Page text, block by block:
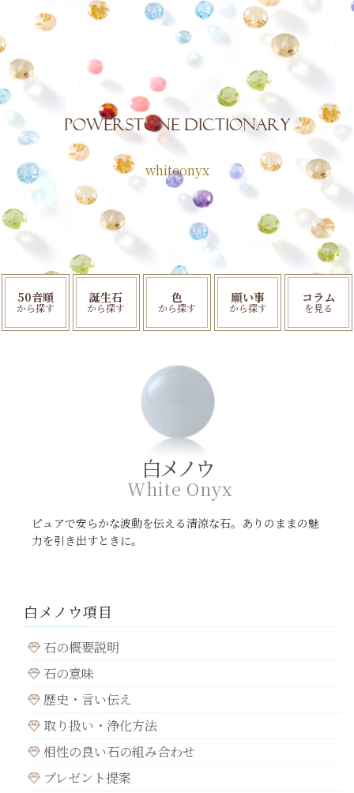
POWERSTONE Dictionary
whiteonyx
50音順
から探す
誕生石
から探す
色
から探す
願い事
から探す
コラム
を見る
白メノウ
W h i t e O n y x
ピュアで安らかな波動を伝える清涼な石。ありのままの魅
力を引き出すときに。
白メノウ項目
石の概要説明
石の意味
歴史・言い伝え
取り扱い・浄化方法
相性の良い石の組み合わせ
プレゼント提案